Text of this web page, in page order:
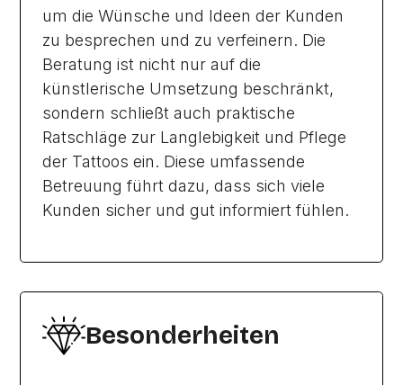
um die Wünsche und Ideen der Kunden
zu besprechen und zu verfeinern. Die
Beratung ist nicht nur auf die
künstlerische Umsetzung beschränkt,
sondern schließt auch praktische
Ratschläge zur Langlebigkeit und Pflege
der Tattoos ein. Diese umfassende
Betreuung führt dazu, dass sich viele
Kunden sicher und gut informiert fühlen.
Besonderheiten